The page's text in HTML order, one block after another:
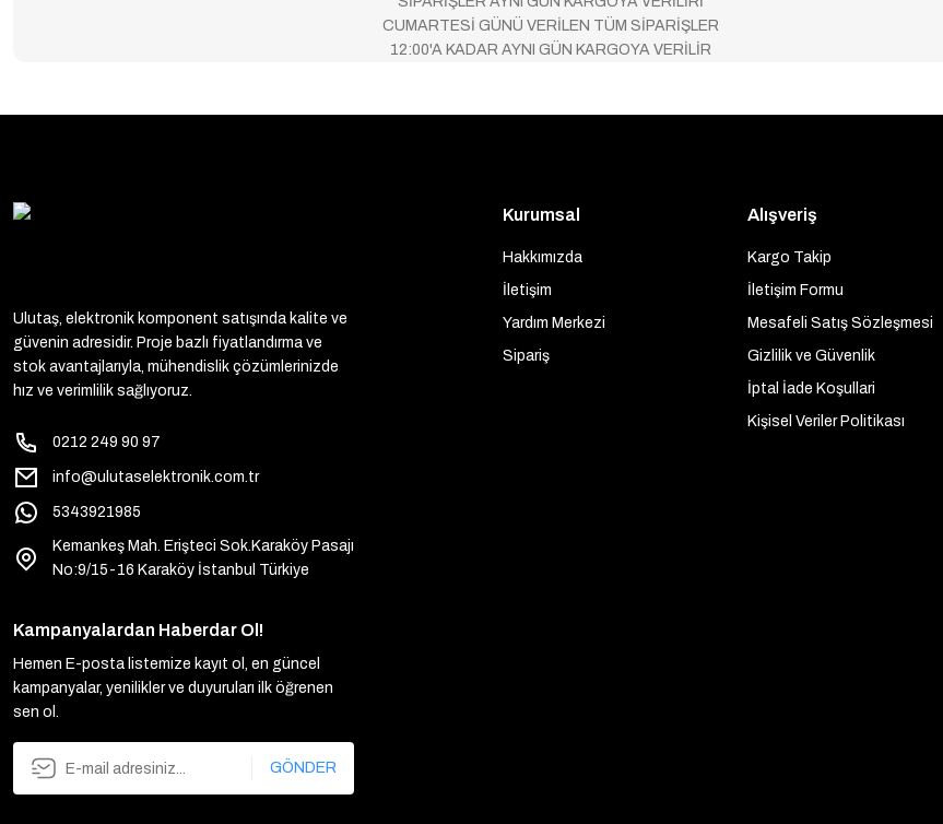
CUMARTESİ GÜNÜ VERİLEN TÜM SİPARİŞLER
12:00'A KADAR AYNI GÜN KARGOYA VERİLİR
Ulutaş, elektronik komponent satışında kalite ve
güvenin adresidir. Proje bazlı fiyatlandırma ve
stok avantajlarıyla, mühendislik çözümlerinizde
hız ve verimlilik sağlıyoruz.
0212 249 90 97
info@ulutaselektronik.com.tr
5343921985
Kemankeş Mah. Erişteci Sok.Karaköy Pasajı
No:9/15-16 Karaköy İstanbul Türkiye
Kurumsal
Hakkımızda
İletişim
Yardım Merkezi
Sipariş
Alışveriş
Kargo Takip
İletişim Formu
Mesafeli Satış Sözleşmesi
Gizlilik ve Güvenlik
İptal İade Koşullari
Kişisel Veriler Politikası
Kampanyalardan Haberdar Ol!
Hemen E-posta listemize kayıt ol, en güncel
kampanyalar, yenilikler ve duyuruları ilk öğrenen
sen ol.
GÖNDER